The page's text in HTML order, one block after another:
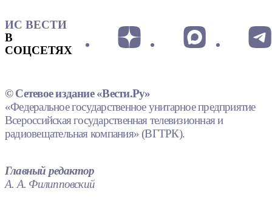
ИС ВЕСТИ
В
СОЦСЕТЯХ
© Сетевое издание «Вести.Ру»
«Федеральное государственное унитарное предприятие
Всероссийская государственная телевизионная и
радиовещательная компания» (ВГТРК).
Главный редактор
А. А. Филипповский